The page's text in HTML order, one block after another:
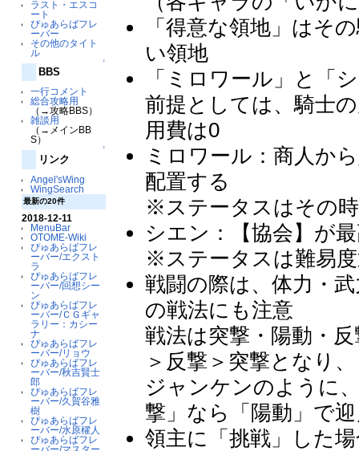
ラスト・エスコ
ート
ぴゅあらばフレ
ーバー
その他のタイト
ル
↑
BBS
一行コメント
総合攻略用
（→攻略BBS）
雑談用
（→メインBB
S）
↑
リンク
Angel'sWing
WingSearch
最新の20件
2018-12-11
MenuBar
OTOME-Wiki
ぴゅあらばフレ
ーバー/エクスト
ラ
ぴゅあらばフレ
ーバー/回想シー
ン
ぴゅあらばフレ
ーバー/ＣＧギャ
ラリー：カシー
ナ
ぴゅあらばフレ
ーバー/リョウ
ぴゅあらばフレ
ーバー/秋吉賢士
郎
ぴゅあらばフレ
ーバー/久賀谷雅
樹
ぴゅあらばフレ
ーバー/水原櫂人
ぴゅあらばフレ
「得意な領地」はそ
い領地
「ミロワール」と「
前提としては、騎士
用費は0
ミロワール：商人か
配置する
※ステータスはその
シエン：【協会】が
※ステータスは難易
戦闘の際は、体力・
の戦法にも注意
戦法は突撃・陽動・
＞反撃＞突撃となり、
ジャンケンのように
撃」なら「陽動」で
領主に「挑戦」した